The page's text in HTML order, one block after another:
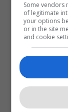
Some vendors
of legitimate
your options
or in the site
and cookie